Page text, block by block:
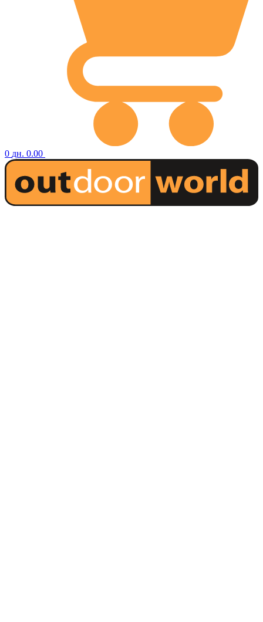
0 дн. 0.00